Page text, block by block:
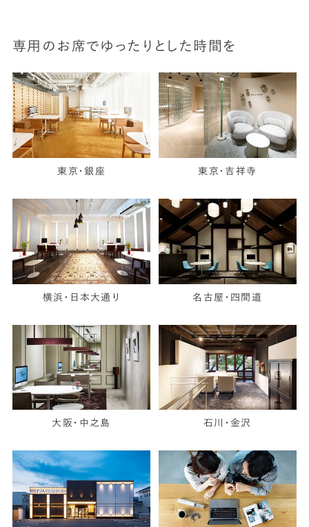
専用のお席でゆったりとした時間を
東京・銀座 東京・吉祥寺
横浜・日本大通り 名古屋・四間道
大阪・中之島 石川・金沢